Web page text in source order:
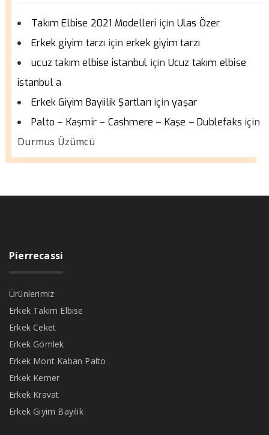
Takım Elbise 2021 Modelleri için Ulas Özer
Erkek giyim tarzı için erkek giyim tarzı
ucuz takım elbise istanbul için Ucuz takım elbise
istanbul a
Erkek Giyim Bayiilik Şartları içinyaşar
Palto – Kaşmir – Cashmere – Kaşe – Dublefaks için
Durmus Üzümcü
Pierrecassi
Ürünlerimiz
Erkek Takım Elbise
Erkek Ceket
Erkek Gömlek
Erkek Mont Kaban Palto
Erkek Kemer
Erkek Kravat
Erkek Giyim Bayilik